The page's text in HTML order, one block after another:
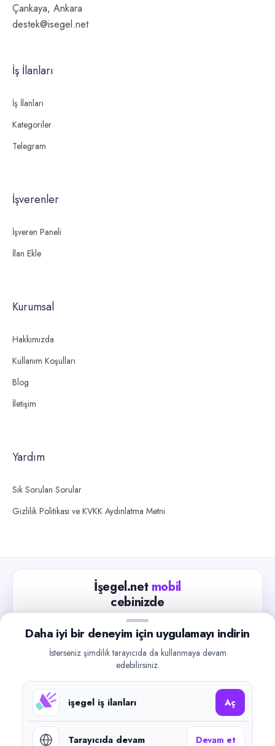
Çankaya, Ankara
destek@isegel.net
İş İlanları
İş İlanları
Kategoriler
Telegram
İşverenler
İşveren Paneli
İlan Ekle
Kurumsal
Hakkımızda
Kullanım Koşulları
Blog
İletişim
Yardım
Sık Sorulan Sorular
Gizlilik Politikası ve KVKK Aydınlatma Metni
İşegel.net mobil
cebinizde
Güncel iş ilanlarını takip edin, işverenlerle hızlıca
iletişime geçin.
Google Play
©2026işegel.net. Tüm hakları saklıdır.
Daha iyi bir deneyim için uygulamayı indirin
İsterseniz şimdilik tarayıcıda da kullanmaya devam
edebilirsiniz.
işegel iş ilanları Aç
Tarayıcıda devam Devam et